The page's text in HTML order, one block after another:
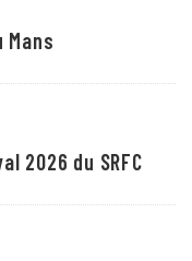
Mans
2026 du SRFC